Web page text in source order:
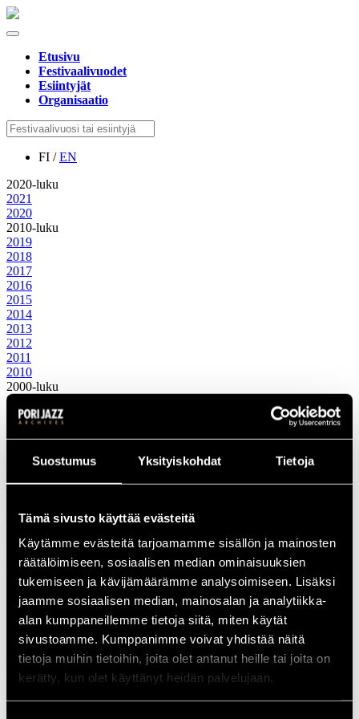
Suostumus Yksityiskohdat Tietoja
Tämä sivusto käyttää evästeitä
Käytämme evästeitä tarjoamamme sisällön ja mainosten
räätälöimiseen, sosiaalisen median ominaisuuksien
tukemiseen ja kävijämäärämme analysoimiseen. Lisäksi
jaamme sosiaalisen median, mainosalan ja analytiikka-
alan kumppaneillemme tietoja siitä, miten käytät
sivustoamme. Kumppanimme voivat yhdistää näitä
tietoja muihin tietoihin, joita olet antanut heille tai joita on
kerätty, kun olet käyttänyt heidän palvelujaan.
Etusivu
Festivaalivuodet
Esiintyjät
Organisaatio
FI /EN
2020-luku
2021
2020
2010-luku
2019
2018
2017
2016
2015
2014
2013
2012
2011
2010
2000-luku
2009
2008
2006
2003
2001
1990-luku
1999
1998
1997
1996
1995
1994
1993
1992
1991
1980-luku